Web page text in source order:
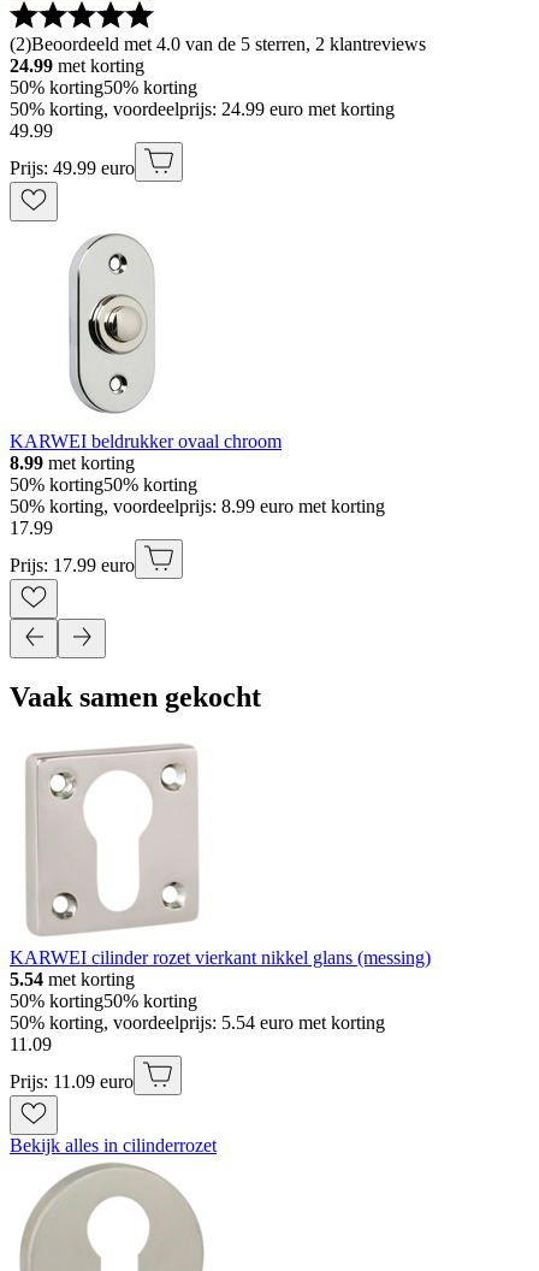
(2)Beoordeeld met 4.0 van de 5 sterren, 2 klantreviews
24.99 met korting
50% korting50% korting
50% korting, voordeelprijs: 24.99 euro met korting
49.99
Prijs: 49.99 euro
KARWEI beldrukker ovaal chroom
8.99 met korting
50% korting50% korting
50% korting, voordeelprijs: 8.99 euro met korting
17.99
Prijs: 17.99 euro
Vaak samen gekocht
KARWEI cilinder rozet vierkant nikkel glans (messing)
5.54 met korting
50% korting50% korting
50% korting, voordeelprijs: 5.54 euro met korting
11 .09
Prijs: 11.09 euro
Bekijk alles in cilinderrozet